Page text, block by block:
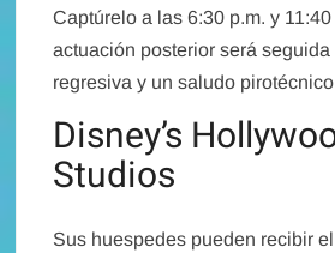
Captúrelo a las 6:30 p.m. y 11:40
actuación posterior será seguida
regresiva y un saludo
Disney’s
Studios
Sus huespedes pueden recibir